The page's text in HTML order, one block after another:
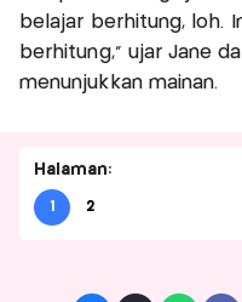
belajar berhitung, loh.
berhitung,” ujar Jane
menunjukkan mainan.
Halaman:
1 2